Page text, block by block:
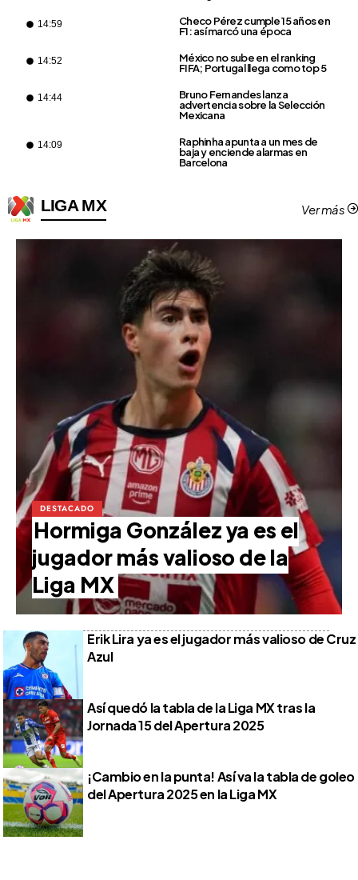
14:59
Checo Pérez cumple 15 años en
F1: así marcó una época
14:52
México no sube en el ranking
FIFA; Portugal llega como top 5
14:44
Bruno Fernandes lanza
advertencia sobre la Selección
Mexicana
14:09
Raphinha apunta a un mes de
baja y enciende alarmas en
Barcelona
LIGA MX Ver más
DESTACADO
Hormiga González ya es el
jugador más valioso de la
Liga MX
Erik Lira ya es el jugador más valioso de Cruz
Azul
Así quedó la tabla de la Liga MX tras la
Jornada 15 del Apertura 2025
¡Cambio en la punta! Así va la tabla de goleo
del Apertura 2025 en la Liga MX